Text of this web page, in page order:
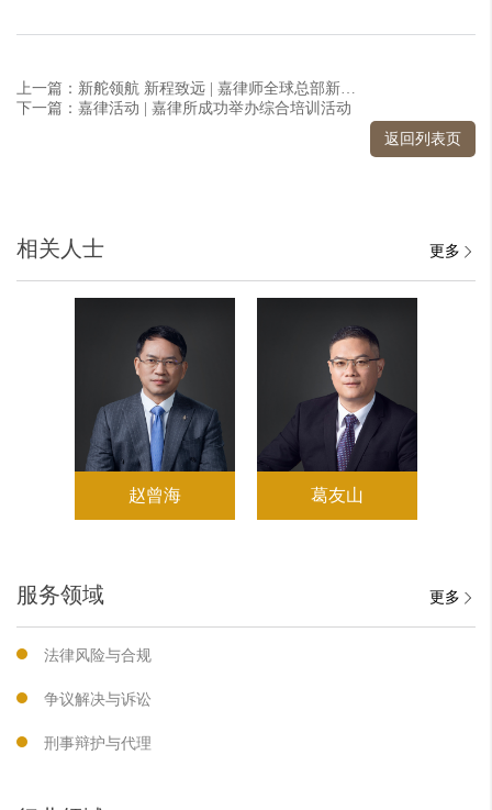
上一篇：新舵领航 新程致远 | 嘉律师全球总部新址正式启用
下一篇：嘉律活动 | 嘉律所成功举办综合培训活动
返回列表页
相关人士 更多
赵曾海 葛友山
服务领域 更多
法律风险与合规
争议解决与诉讼
刑事辩护与代理